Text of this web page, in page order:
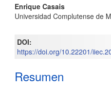
Contenido
del
artículo
Enrique Casais
Universidad Complutense de
DOI:
https://doi.org/10.22201/
Resumen